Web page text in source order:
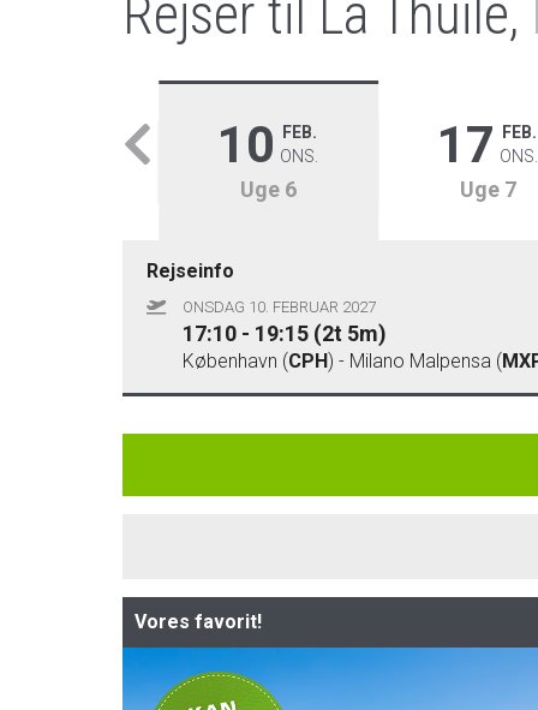
Rejser til La Thuile,
10
FEB.
ONS.
Uge 6
17
FEB.
ONS.
Uge 7
Rejseinfo
ONSDAG 10. FEBRUAR 2027
17:10 - 19:15 (2t 5m)
København (CPH) - Milano Malpensa (
Vores favorit!
Privat